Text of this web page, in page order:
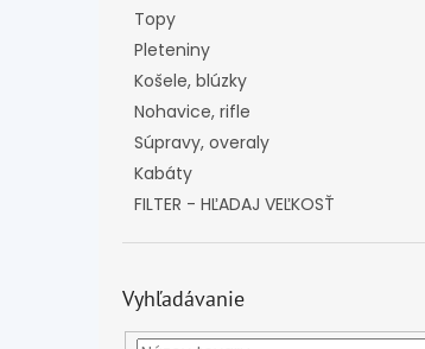
Topy
Pleteniny
Košele, blúzky
Nohavice, rifle
Súpravy, overaly
Kabáty
FILTER - HĽADAJ VEĽKOSŤ
Vyhľadávanie